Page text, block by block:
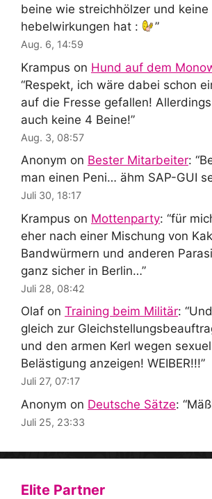
beine wie streichhölzer und keine
hebelwirkungen hat :
”
Aug. 6, 14:59
Krampus on Hund auf dem
“Respekt, ich wäre dabei schon
auf die Fresse gefallen!
auch keine 4 Beine!”
Aug. 3, 08:57
Anonym on Bester Mitarbeiter: “
man einen Peni… ähm SAP-GUI
Juli 30, 18:17
Krampus on Mottenparty: “für
eher nach einer Mischung von
Bandwürmern und anderen
ganz sicher in Berlin…”
Juli 28, 08:42
Olaf on Training beim Militär: “
gleich zur
und den armen Kerl wegen
Belästigung anzeigen! WEIBER!!!”
Juli 27, 07:17
Anonym on Deutsche Sätze: “
Juli 25, 23:33
Elite Partner